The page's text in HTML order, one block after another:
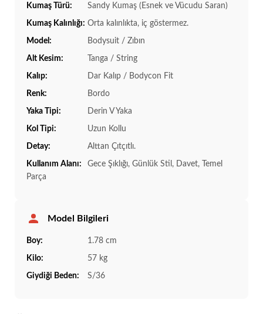
Kumaş Türü: Sandy Kumaş (Esnek ve Vücudu Saran)
Kumaş Kalınlığı: Orta kalınlıkta, iç göstermez.
Model: Bodysuit / Zıbın
Alt Kesim: Tanga / String
Kalıp: Dar Kalıp / Bodycon Fit
Renk: Bordo
Yaka Tipi: Derin V Yaka
Kol Tipi: Uzun Kollu
Detay: Alttan Çıtçıtlı.
Kullanım Alanı:
Gece Şıklığı, Günlük Stil, Davet, Temel
Parça
Model Bilgileri
Boy: 1.78 cm
Kilo: 57 kg
Giydiği Beden: S/36